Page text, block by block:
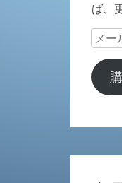
ば、
メ
ル
ア